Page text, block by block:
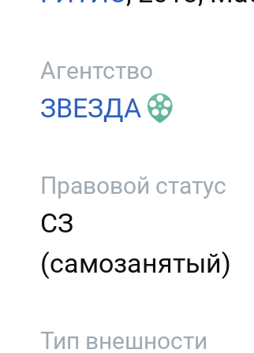
Агентство
ЗВЕЗДА
Правовой статус
СЗ
(самозанятый)
Тип внешности